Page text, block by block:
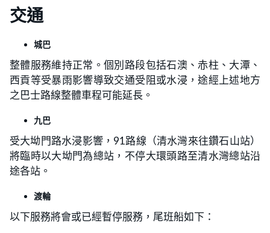
交通
城巴
整體服務維持正常。個別路段包括石澳、赤柱、大潭、
西貢等受暴雨影響導致交通受阻或水浸，途經上述地方
之巴士路線整體車程可能延長。
九巴
受大坳門路水浸影響，91路線（清水灣來往鑽石山站）
將臨時以大坳門為總站，不停大環頭路至清水灣總站沿
途各站。
渡輪
以下服務將會或已經暫停服務，尾班船如下：